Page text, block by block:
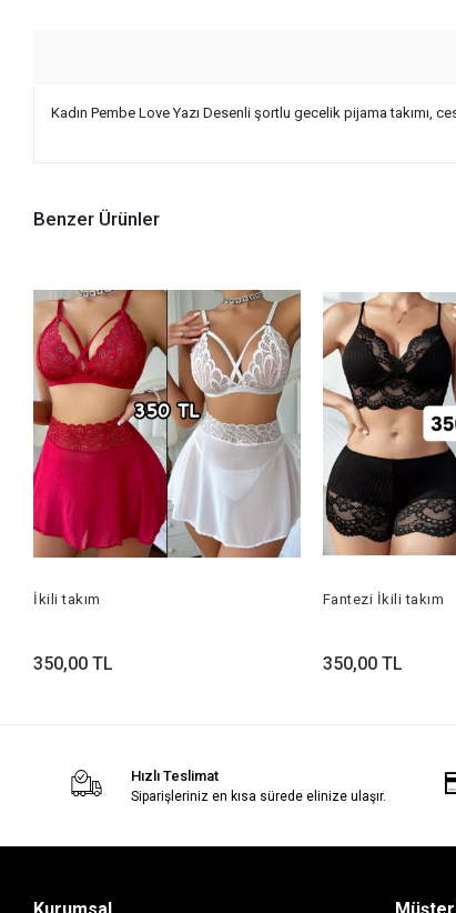
Kadın Pembe Love Yazı Desenli şortlu gecelik pijama takımı,
Benzer Ürünler
İkili takım
350,00 TL
Fantezi İkili takım
350,00 TL
Hızlı Teslimat
Siparişleriniz en kısa sürede elinize ulaşır.